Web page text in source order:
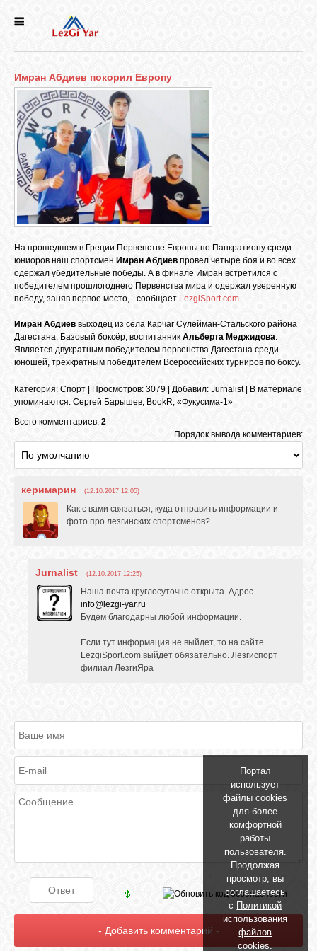
СЕЛА
ИСТОРИЯ
КУЛЬТУРА
ГОЛОС
ЛЕЗГИН
НАРОДЫ
ФОРУМ
ГОСТЕВАЯ
О САЙТЕ
ФОТО
МУЗЫКА
ОТВЕТЫ
КОНТАКТЫ
RSS
Имран Абдиев покорил Европу
На прошедшем в Греции Первенстве Европы по Панкратиону среди
юниоров наш спортсмен Имран Абдиев провел четыре боя и во всех
одержал убедительные победы. А в финале Имран встретился с
победителем прошлогоднего Первенства мира и одержал уверенную
победу, заняв первое место, - сообщает LezgiSport.com
Имран Абдиев выходец из села Карчаг Сулейман-Стальского района
Дагестана. Базовый боксёр, воспитанникАльберта Меджидова.
Является двукратным победителем первенства Дагестана среди
юношей, трехкратным победителем Всероссийских турниров по боксу.
Категория: Спорт Просмотров: 3079 | Добавил: Jurnalist|
В материале
упоминаются: Сергей Барышев, BookR, «Фукусима-1»
Всего комментариев: 2
Порядок вывода комментариев:
керимарин (12.10.2017 12:05)
Как с вами связаться, куда отправить информации и
фото про лезгинских спортсменов?
Jurnalist (12.10.2017 12:25)
Наша почта круглосуточно открыта. Адрес
info@lezgi-yar.ru
Будем благодарны любой информации.
Если тут информация не выйдет, то на сайте
LezgiSport.com выйдет обязательно. Лезгиспорт
филиал ЛезгиЯра
Портал
использует
файлы cookies
для более
комфортной
работы
пользователя.
Продолжая
просмотр, вы
соглашаетесь
с Политикой
использования
файлов
cookies.